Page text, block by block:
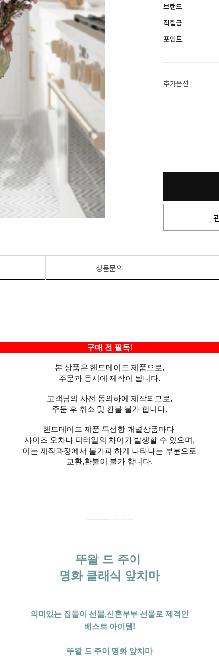
브랜드
적립금
포인트
추가옵션
상품문의
구매 전 필독!
본 상품은 핸드메이드 제품으로,
주문과 동시에 제작이 됩니다.
고객님의 사전 동의하에 제작되므로,
주문 후 취소 및 환불 불가 합니다.
핸드메이드 제품 특성항 개별상품마다
사이즈 오차나 디테일의 차이가 발생할 수 있으며,
이는 제작과정에서 불가피 하게 나타나는 부분으로
교환,환불이 불가 합니다.
------------------------
뚜왈 드 주이
명화 클래식 앞치마
의미있는 집들이 선물,신혼부부 선물로 제격인
베스트 아이템!
뚜왈 드 주이 명화 앞치마